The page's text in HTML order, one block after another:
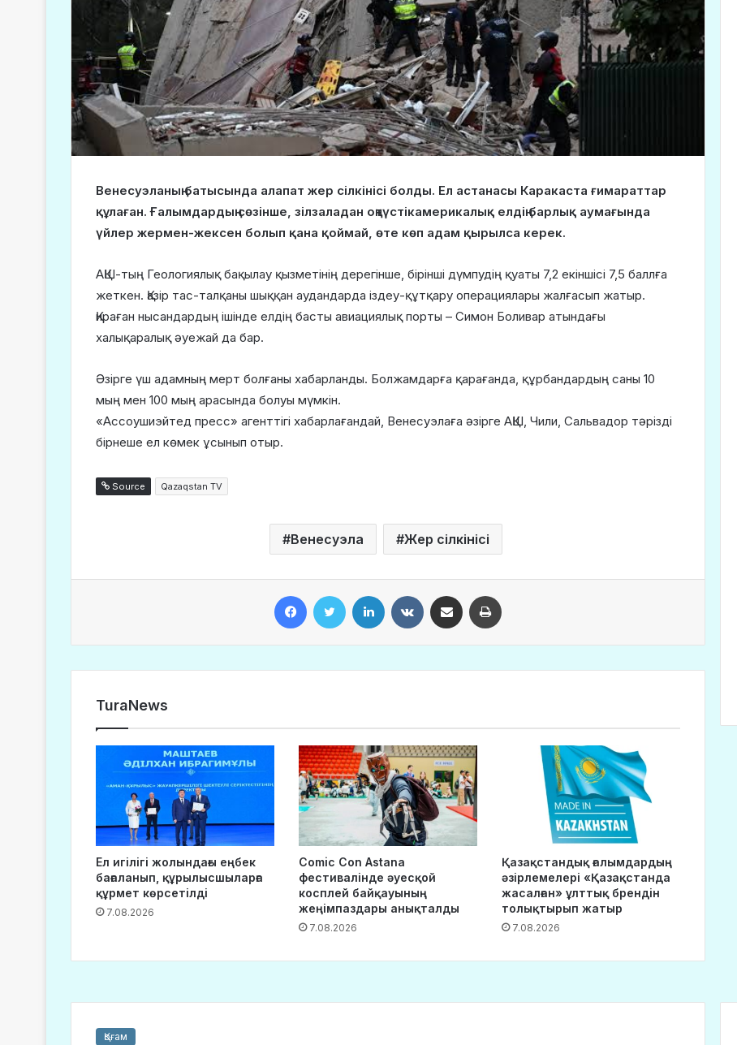
Венесуэланың батысында алапат жер сілкінісі болды. Ел астанасы Каракаста ғимараттар
құлаған. Ғалымдардың сөзінше, зілзаладан оңтүстікамерикалық елдің барлық аумағында
үйлер жермен-жексен болып қана қоймай, өте көп адам қырылса керек.
АҚШ-тың Геологиялық бақылау қызметінің дерегінше, бірінші дүмпудің қуаты 7,2 екіншісі 7,5 баллға
жеткен. Қазір тас-талқаны шыққан аудандарда іздеу-құтқару операциялары жалғасып жатыр.
Қираған нысандардың ішінде елдің басты авиациялық порты – Симон Боливар атындағы
халықаралық әуежай да бар.
Әзірге үш адамның мерт болғаны хабарланды. Болжамдарға қарағанда, құрбандардың саны 10
мың мен 100 мың арасында болуы мүмкін.
«Ассоушиэйтед пресс» агенттігі хабарлағандай, Венесуэлаға әзірге АҚШ, Чили, Сальвадор тәрізді
бірнеше ел көмек ұсынып отыр.
Source Qazaqstan TV
Венесуэла Жер сілкінісі
TuraNews
Ел игілігі жолындағы еңбек
бағаланып, құрылысшыларға
құрмет көрсетілді
7.08.2026
Comic Con Astana
фестивалінде әуесқой
косплей байқауының
жеңімпаздары анықталды
7.08.2026
Қазақстандық ғалымдардың
әзірлемелері «Қазақстанда
жасалған» ұлттық брендін
толықтырып жатыр
7.08.2026